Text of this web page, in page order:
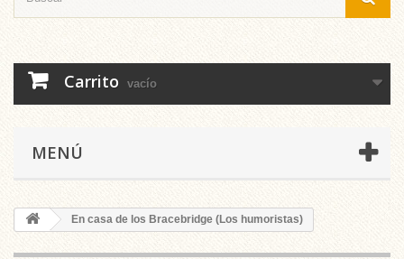
Carrito vacío
MENÚ
En casa de los Bracebridge (Los humoristas)